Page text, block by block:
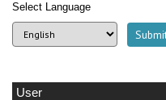
Select Language
User